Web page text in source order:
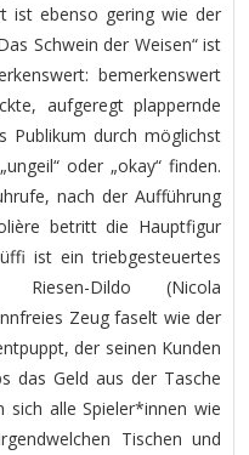
ist ebenso gering wie der
Schwein der Weisen“ ist
bemerkenswert
aufgeregt plappernde
Publikum durch möglichst
oder „okay“ finden.
nach der Aufführung
betritt die Hauptfigur
ist ein triebgesteuertes
Dildo (Nicola
Zeug faselt wie der
der seinen Kunden
das Geld aus der Tasche
sich alle Spieler*innen wie
Tischen und